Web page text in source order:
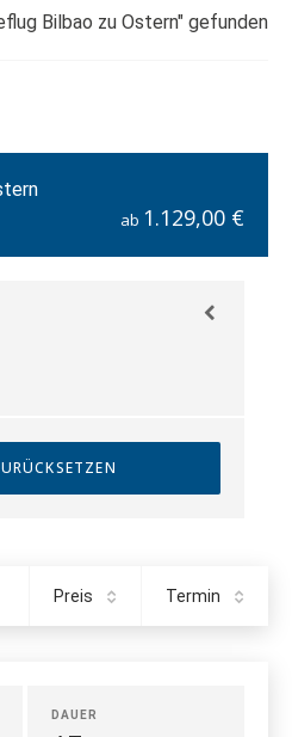
Bilbao zu Ostern" gefunden
ab 1.129,00 €
Termin
Preis
DAUER